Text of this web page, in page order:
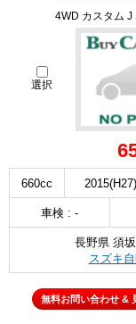
4WD カスタム J
選択
660cc 2015(H27)
車検 : -
長野県 須
スズキ
無料お問い合わせ &